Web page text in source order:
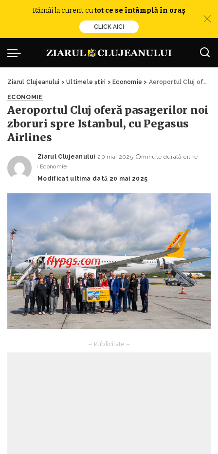
Rămâi la curent cutot ce se întâmplă în oraș
CLICK AICI
Ziarul Clujeanului >Ultimele știri > Economie > Aeroportul Cluj oferă pasagerilor noi zboruri spre Istanbul, cu Pegasus Airlines
ECONOMIE
Aeroportul Cluj oferă pasagerilor noi
zboruri spre Istanbul, cu Pegasus
Airlines
Posted
by
Ziarul Clujeanului 20 mai 2025
minute durată citire
Economie
Modificat ultima dată 20 mai 2025
– Publicitate –